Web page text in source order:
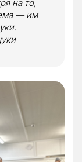
на то,
— им